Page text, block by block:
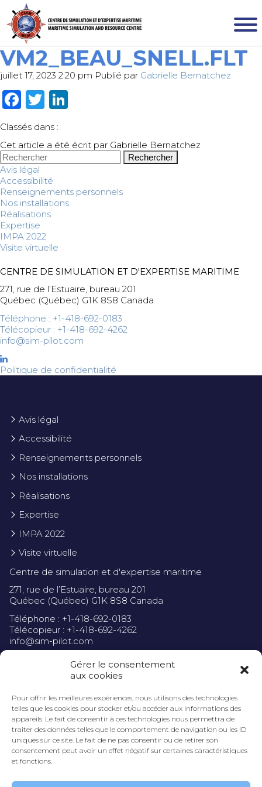
Gérer le consentement
aux cookies
Pour offrir les meilleures expériences, nous utilisons des technologies
telles que les cookies pour stocker et/ou accéder aux informations des
appareils. Le fait de consentir à ces technologies nous permettra de
traiter des données telles que le comportement de navigation ou les ID
uniques sur ce site. Le fait de ne pas consentir ou de retirer son
consentement peut avoir un effet négatif sur certaines caractéristiques
et fonctions.
VM2_BEAU_SNELL.FLT
juillet 17, 2023 2:20 pm Publié par Gabrielle Bernatchez
Facebook
Twitter
Classés dans :
Cet article a été écrit par Gabrielle Bernatchez
Rechercher
Avis légal
Accessibilité
Renseignements personnels
Nos installations
Réalisations
Expertise
IMPA 2022
Visite virtuelle
CENTRE DE SIMULATION ET D'EXPERTISE MARITIME
271, rue de l’Estuaire, bureau 201
Québec (Québec) G1K 8S8 Canada
Téléphone : +1-418-692-0183
Télécopieur : +1-418-692-4262
info@sim-pilot.com
Politique de confidentialité
Avis légal
Accessibilité
Renseignements personnels
Nos installations
Réalisations
Expertise
IMPA 2022
Visite virtuelle
Centre de simulation et d'expertise maritime
271, rue de l’Estuaire, bureau 201
Québec (Québec) G1K 8S8 Canada
Téléphone : +1-418-692-0183
Télécopieur : +1-418-692-4262
info@sim-pilot.com
Politique de confidentialité